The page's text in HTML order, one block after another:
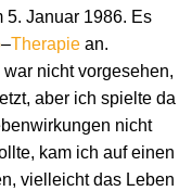
5. Januar 1986. Es
–Therapie an.
war nicht vorgesehen,
aber ich spielte da
nicht
kam ich auf einen
vielleicht das Leben